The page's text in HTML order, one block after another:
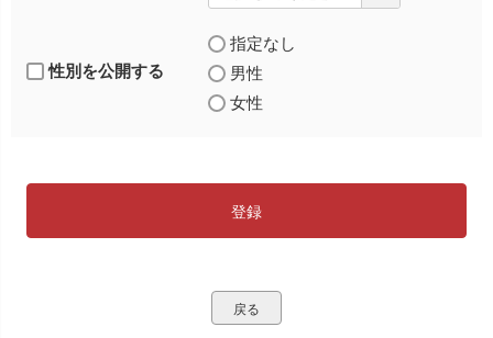
性別を公開する
指定なし
男性
女性
登録
戻る